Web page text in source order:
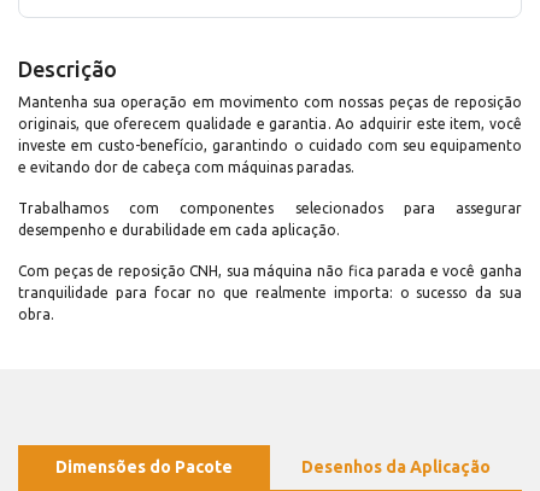
Descrição
Mantenha sua operação em movimento com nossas peças de reposição
originais, que oferecem qualidade e garantia. Ao adquirir este item, você
investe em custo-benefício, garantindo o cuidado com seu equipamento
e evitando dor de cabeça com máquinas paradas.
Trabalhamos com componentes selecionados para assegurar
desempenho e durabilidade em cada aplicação.
Com peças de reposição CNH, sua máquina não fica parada e você ganha
tranquilidade para focar no que realmente importa: o sucesso da sua
obra.
Dimensões do Pacote Desenhos da Aplicação